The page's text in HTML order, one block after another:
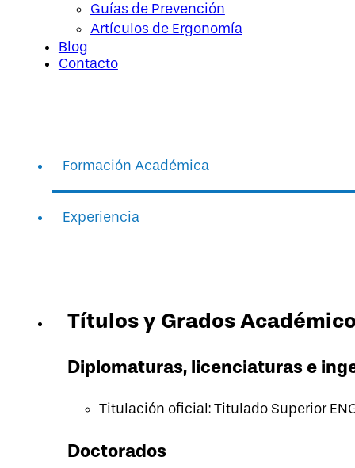
Guías de Prevención
Artículos de Ergonomía
Blog
Contacto
Formación Académica
Experiencia
Títulos y Grados
Diplomaturas, licenciaturas e
Titulación oficial: Titulado Superior
Doctorados